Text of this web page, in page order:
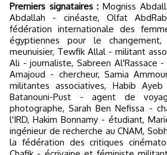
Premiers signataires :Mogniss
Abdallah - cinéaste, Olfat
fédération internationale des
égyptiennes pour le
meunuisier, Tewfik Allal - militant
Ali - journaliste, Sabreen Al'Rassace
Amajoud - chercheur, Samia
militantes associatives, Habib
Batanouni-Pust - agent de
photographe, Sarah Ben Nefissa -
l'IRD, Hakim Bonnamy - étudiant,
ingénieur de recherche au CNAM,
la fédération des critiques